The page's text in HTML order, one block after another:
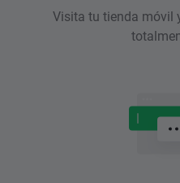
Visita tu tienda móvil